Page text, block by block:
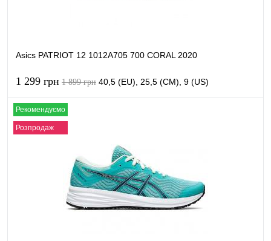
Asics PATRIOT 12 1012A705 700 CORAL 2020
1 299 грн 1 899 грн 40,5 (EU), 25,5 (CM), 9 (US)
Рекомендуємо
Розпродаж